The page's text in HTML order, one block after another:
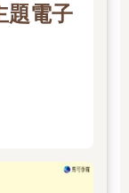
題電子